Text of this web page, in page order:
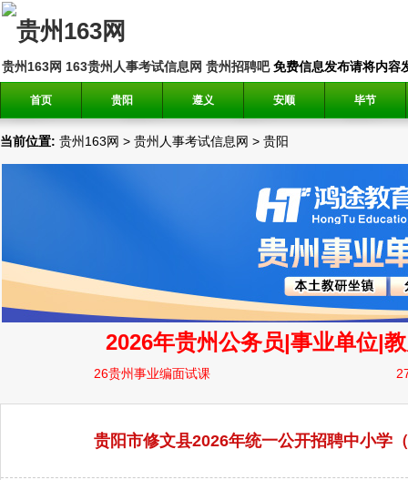
贵州163网 163贵州人事考试信息网 贵州招聘吧免费信息发布请将内容
首页 贵阳 遵义 安顺 毕节
当前位置: 贵州163网 > 贵州人事考试信息网 > 贵阳
贵阳市修文县2026年统一公开招聘中小学